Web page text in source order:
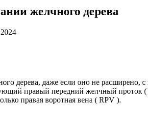
желчного дерева
дерева, даже если оно не
правый передний желчный проток
правая воротная вена ( RPV ).